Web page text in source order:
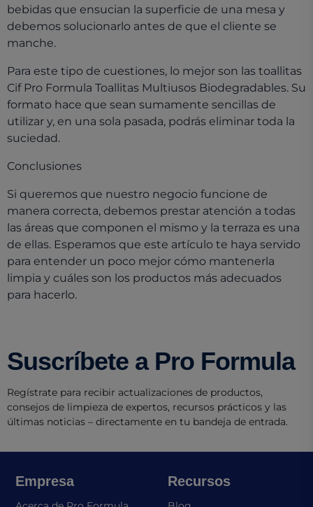
bebidas que ensucian la superficie de una mesa y
debemos solucionarlo antes de que el cliente se
manche.
Para este tipo de cuestiones, lo mejor son las toallitas
Cif Pro Formula Toallitas Multiusos Biodegradables. Su
formato hace que sean sumamente sencillas de
utilizar y, en una sola pasada, podrás eliminar toda la
suciedad.
Conclusiones
Si queremos que nuestro negocio funcione de
manera correcta, debemos prestar atención a todas
las áreas que componen el mismo y la terraza es una
de ellas. Esperamos que este artículo te haya servido
para entender un poco mejor cómo mantenerla
limpia y cuáles son los productos más adecuados
para hacerlo.
Suscríbete a Pro Formula
Regístrate para recibir actualizaciones de productos,
consejos de limpieza de expertos, recursos prácticos y las
últimas noticias – directamente en tu bandeja de entrada.
Empresa Recursos